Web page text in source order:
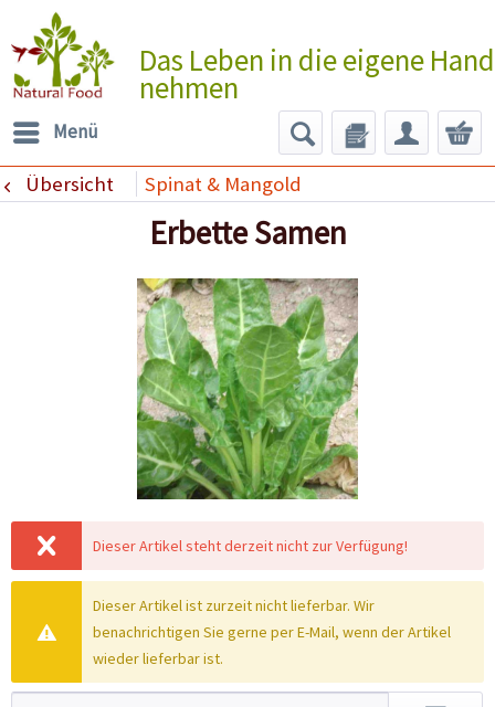
Das Leben in die eigene Hand
nehmen
Menü
Übersicht Spinat & Mangold
Erbette Samen
Dieser Artikel steht derzeit nicht zur Verfügung!
Dieser Artikel ist zurzeit nicht lieferbar. Wir
benachrichtigen Sie gerne per E-Mail, wenn der Artikel
wieder lieferbar ist.